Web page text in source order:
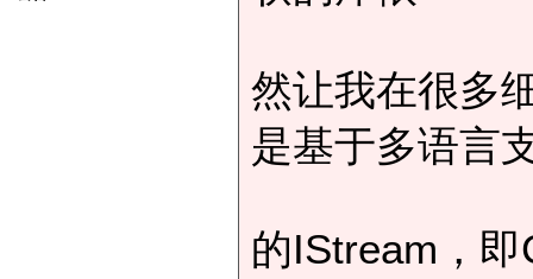
然让我在很多
是基于多语言
的IStream，